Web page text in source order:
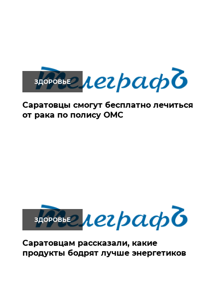
ЗДОРОВЬЕ
Саратовцы смогут бесплатно лечиться
от рака по полису ОМС
ЗДОРОВЬЕ
Саратовцам рассказали, какие
продукты бодрят лучше энергетиков